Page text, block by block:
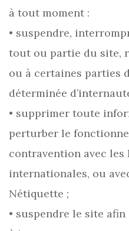
à tout moment :
• suspendre,
tout ou partie du site,
ou à certaines parties
déterminée
• supprimer toute
perturber le
contravention avec
internationales, ou
Nétiquette ;
• suspendre le site